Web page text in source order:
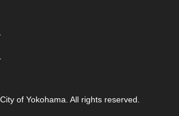
of Yokohama. All rights reserved.